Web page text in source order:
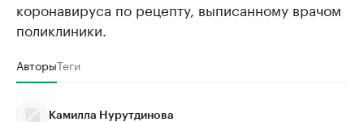
коронавируса по рецепту, выписанному врачом
поликлиники.
АвторыТеги
Камилла Нурутдинова